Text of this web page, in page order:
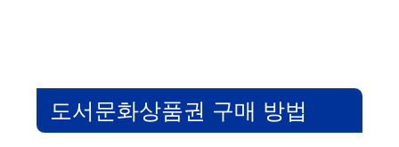
도서문화상품권 구매 방법